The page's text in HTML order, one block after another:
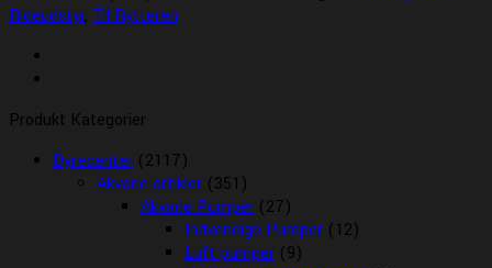
Rideudstyr, Til Rytteren
Produkt Kategorier
Dyrecenter (2117)
Akvarie artikler (351)
Akvarie Pumper (27)
Indvendige Pumper (12)
Luft pumper (9)